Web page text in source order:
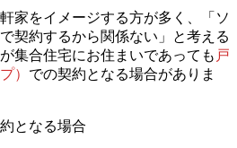
家をイメージする方が多く、「ソ
契約するから関係ない」と考える
集合住宅にお住まいであっても 戸
） での契約となる場合がありま
となる場合